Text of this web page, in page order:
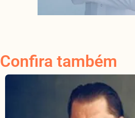
Confira também